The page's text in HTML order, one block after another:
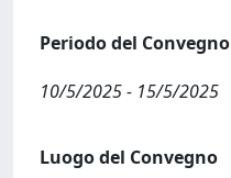
Periodo del Convegno
10/5/2025 - 15/5/2025
Luogo del Convegno